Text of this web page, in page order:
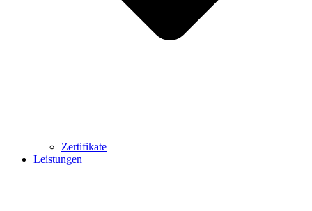
Zertifikate
Leistungen